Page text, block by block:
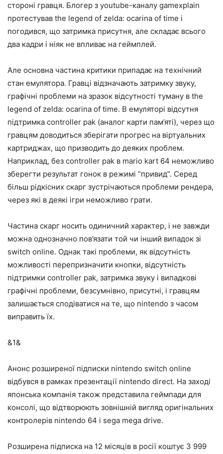
стороні гравця. Блогер з youtube-каналу gamexplain
протестував the legend of zelda: ocarina of time і
погодився, що затримка присутня, але складає всього
два кадри і ніяк не впливає на геймплей.
Але основна частина критики припадає на технічний
стан емулятора. Гравці відзначають затримку звуку,
графічні проблеми на зразок відсутності туману в the
legend of zelda: ocarina of time. В емуляторі відсутня
підтримка controller pak (аналог карти пам’яті), через що
гравцям доводиться зберігати прогрес на віртуальних
картриджах, що призводить до деяких проблем.
Наприклад, без controller pak в mario kart 64 неможливо
зберегти результат гонок в режимі “привид”. Серед
більш рідкісних скарг зустрічаються проблеми рендера,
через які в деякі ігри неможливо грати.
Частина скарг носить одиничний характер, і не завжди
можна однозначно пов’язати той чи інший випадок зі
switch online. Однак такі проблеми, як відсутність
можливості перепризначити кнопки, відсутність
підтримки controller pak, затримка звуку і випадкові
графічні проблеми, безсумнівно, присутні, і гравцям
залишається сподіватися на те, що nintendo з часом
виправить їх.
&1&
Анонс розширеної підписки nintendo switch online
відбувся в рамках презентації nintendo direct. На заході
японська компанія також представила геймпади для
консолі, що відтворюють зовнішній вигляд оригінальних
контролерів nintendo 64 і sega mega drive.
Розширена підписка на 12 місяців в росії коштує 3 999